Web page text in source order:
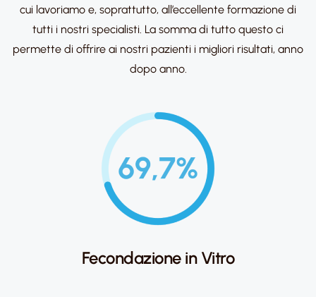
cui lavoriamo e, soprattutto, all’eccellente formazione di
tutti i nostri specialisti. La somma di tutto questo ci
permette di offrire ai nostri pazienti i migliori risultati, anno
dopo anno.
Fecondazione in Vitro